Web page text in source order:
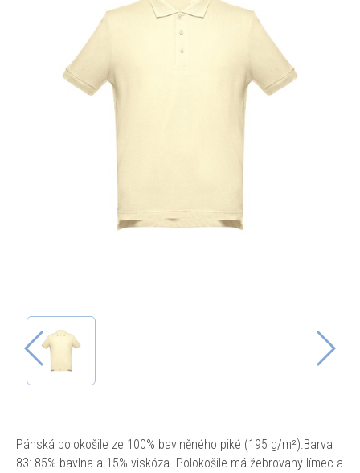
Pánská polokošile ze 100% bavlněného piké (195 g/m²).Barva
83: 85% bavlna a 15% viskóza. Polokošile má žebrovaný límec a